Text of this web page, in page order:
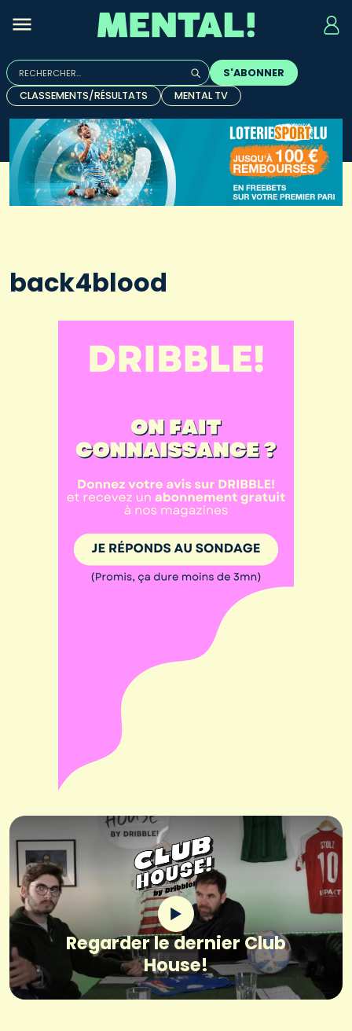
Rechercher :
Quand les résultats de l'auto-complétion sont
S'ABONNER
CLASSEMENTS/RÉSULTATS
MENTAL TV
back4blood
Regarder le dernier Club
House!